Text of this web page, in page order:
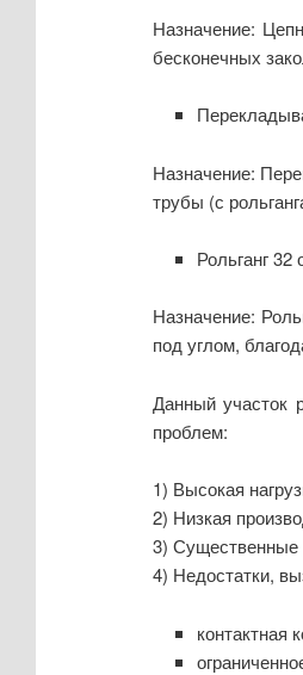
Назначение:
бесконечных
Назначение:
трубы (с
Рольганг
Назначение:
под углом,
Данный участок
проблем:
1) Высокая
2) Низкая
3) Существенные
4) Недостатки,
контактная